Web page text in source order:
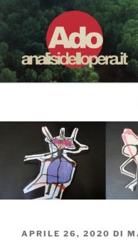
Salta
al
contenuto
ADO
Osservare le opere d'arte
PUBBLICATO
APRILE 26, 2020 DI